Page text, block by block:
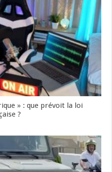
» : que prévoit la loi
?